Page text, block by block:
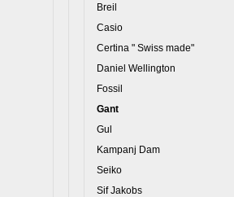
Breil
Casio
Certina " Swiss made"
Daniel Wellington
Fossil
Gant
Gul
Kampanj Dam
Seiko
Sif Jakobs